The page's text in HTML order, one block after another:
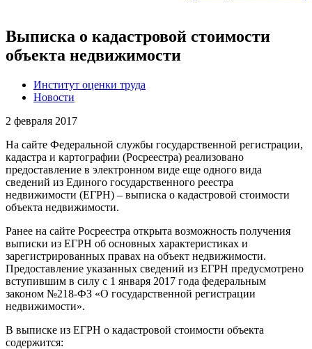
Выписка о кадастровой стоимости
объекта недвижимости
Институт оценки труда
Новости
2 февраля 2017
На сайте Федеральной службы государственной регистрации,
кадастра и картографии (Росреестра) реализовано
предоставление в электронном виде еще одного вида
сведений из Единого государственного реестра
недвижимости (ЕГРН) – выписка о кадастровой стоимости
объекта недвижимости.
Ранее на сайте Росреестра открыта возможность получения
выписки из ЕГРН об основных характеристиках и
зарегистрированных правах на объект недвижимости.
Предоставление указанных сведений из ЕГРН предусмотрено
вступившим в силу с 1 января 2017 года федеральным
законом №218-ФЗ «О государственной регистрации
недвижимости».
В выписке из ЕГРН о кадастровой стоимости объекта
содержится: